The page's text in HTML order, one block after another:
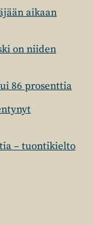
aikaan
on niiden
86 prosenttia
– tuontikielto